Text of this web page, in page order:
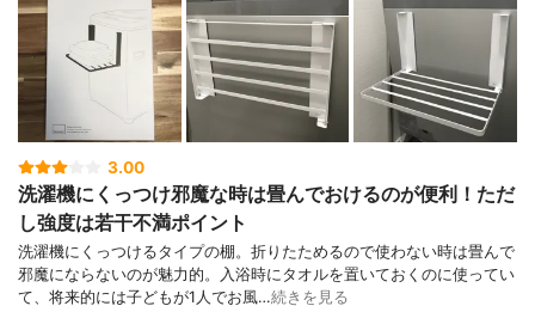
3.00
洗濯機にくっつけ邪魔な時は畳んでおけるのが便利！ただ
し強度は若干不満ポイント
洗濯機にくっつけるタイプの棚。折りたためるので使わない時は畳んで
邪魔にならないのが魅力的。入浴時にタオルを置いておくのに使ってい
て、将来的には子どもが1人でお風…続きを見る